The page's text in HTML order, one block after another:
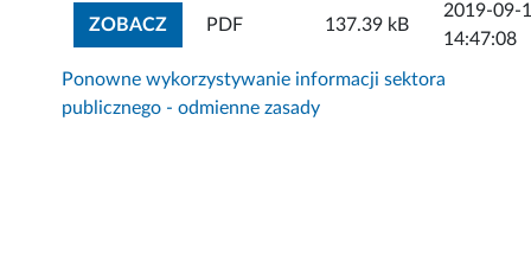
ZOBACZZOBACZ ZAŁĄCZNIK
PDF 137.39 kB
2019-09-
14:47:08
Ponowne wykorzystywanie informacji sektora
publicznego - odmienne zasady